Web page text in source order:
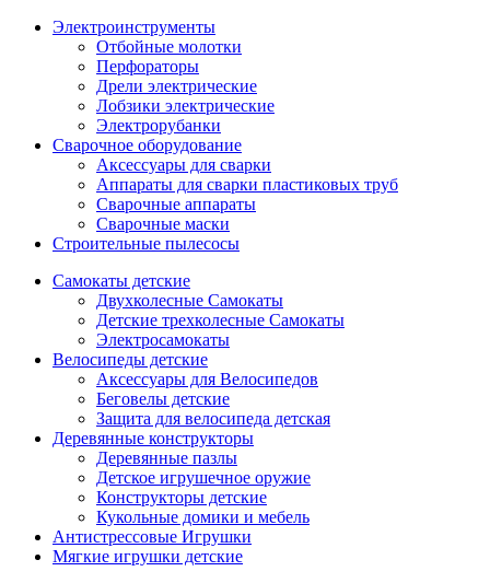
Электроинструменты
Отбойные молотки
Перфораторы
Дрели электрические
Лобзики электрические
Электрорубанки
Сварочное оборудование
Аксессуары для сварки
Аппараты для сварки пластиковых труб
Сварочные аппараты
Сварочные маски
Строительные пылесосы
Самокаты детские
Двухколесные Cамокаты
Детские трехколесные Самокаты
Электросамокаты
Велосипеды детские
Аксессуары для Велосипедов
Беговелы детские
Защита для велосипеда детская
Деревянные конструкторы
Деревянные пазлы
Детское игрушечное оружие
Конструкторы детские
Кукольные домики и мебель
Антистрессовые Игрушки
Мягкие игрушки детские